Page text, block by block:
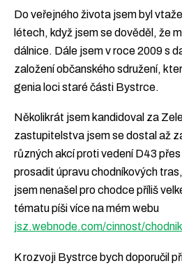
Do veřejného života jsem byl
létech, když jsem se dověděl, že
dálnice. Dále jsem v roce 2009 s
založení občanského sdružení,
genia loci staré části Bystrce.
Několikrát jsem kandidoval za
zastupitelstva jsem se dostal až
různých akcí proti vedení D43
prosadit úpravu chodníkových
jsem nenašel pro chodce příliš
tématu píši více na mém webu
jsz.webnode.com/cinnost/
K rozvoji Bystrce bych doporučil